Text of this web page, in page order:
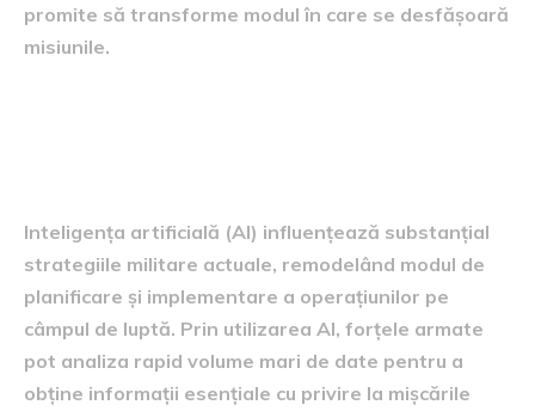
promite să transforme modul în care se desfășoară
misiunile.
Inteligența artificială (AI) influențează substanțial
strategiile militare actuale, remodelând modul de
planificare și implementare a operațiunilor pe
câmpul de luptă. Prin utilizarea AI, forțele armate
pot analiza rapid volume mari de date pentru a
obține informații esențiale cu privire la mișcările